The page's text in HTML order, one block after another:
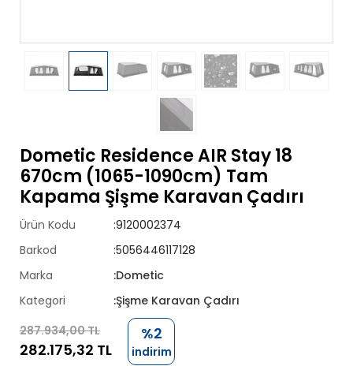
Dometic Residence AIR Stay 18
670cm (1065-1090cm) Tam
Kapama Şişme Karavan Çadırı
Ürün Kodu
:9120002374
Barkod
:5056446117128
Marka
:Dometic
Kategori
:Şişme Karavan Çadırı
287.934,00 TL
282.175,32 TL
%2
indirim